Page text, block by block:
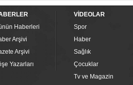
Haberleri
Arşivi
Arşivi
Yazarları
VİDEOLAR
Spor
Haber
Sağlık
Çocuklar
Tv ve Magazin